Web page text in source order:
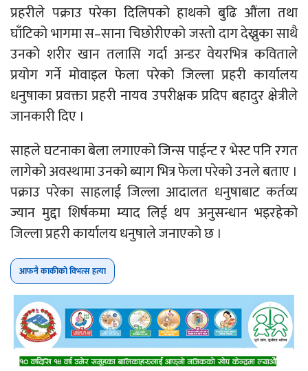
प्रहरीले पक्राउ परेका दिलिपको हाथको बुढि औंला तथा
घाँटिको भागमा स–साना चिछोरीएको जस्तो दाग देख्नुका साथै
उनको शरीर खान तलासि गर्दा अन्डर वेयरभित्र कविताले
प्रयोग गर्ने मोवाइल फेला परेको जिल्ला प्रहरी कार्यालय
धनुषाका प्रवक्ता प्रहरी नायव उपरीक्षक प्रदिप बहादुर क्षेत्रीले
जानकारी दिए ।
साहले घटनाका बेला लगाएको जिन्स पाईन्ट र भेस्ट पनि रगत
लागेको अवस्थामा उनको ब्याग भित्र फेला परेको उनले बताए ।
पक्राउ परेका साहलाई जिल्ला आदालत धनुषाबाट कर्तव्य
ज्यान मुद्दा शिर्षकमा म्याद लिई थप अनुसन्धान भइरहेको
जिल्ला प्रहरी कार्यालय धनुषाले जनाएको छ ।
आफनै काकीको विभत्स हत्या